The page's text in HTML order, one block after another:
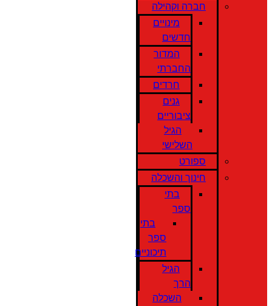
חברה וקהילה
מינויים
חדשים
המדור
החברתי
חרדים
גנים
ציבוריים
הגיל
השלישי
ספורט
חינוך והשכלה
בתי
ספר
בתי
ספר
תיכוניים
הגיל
הרך
השכלה